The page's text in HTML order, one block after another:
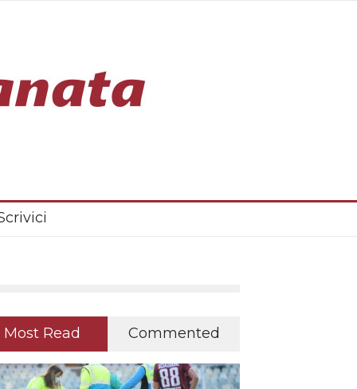
Most Read Commented